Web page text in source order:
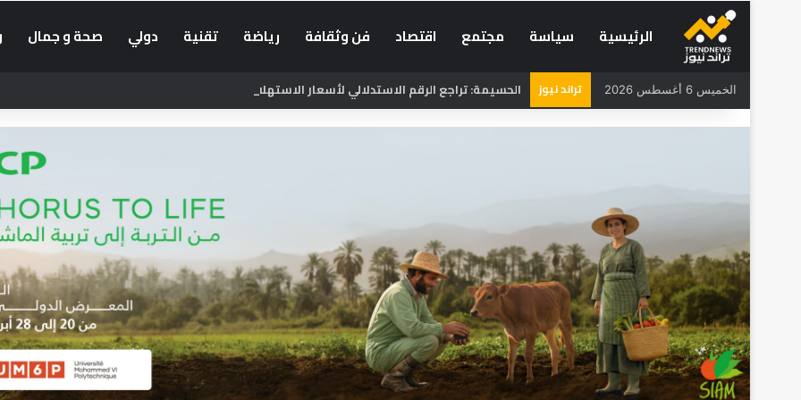
الرئيسية سياسة مجتمع اقتصاد فن وثقافة رياضة تقنية دولي صحة و جمال
الخميس 6 أغسطس 2026 تراند نيوز الحسيمة: تراجع الرقم الاستدلالي لأسعار الاستهلاك بنسبة 1.3% في يونيو